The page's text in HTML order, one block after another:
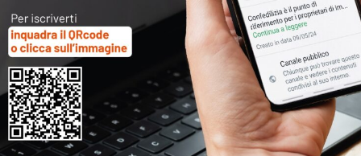
Per seguire la sezione del Festival che
interessa cliccare sul relativo titolo